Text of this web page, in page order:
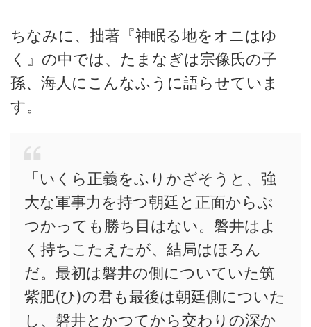
ちなみに、拙著『神眠る地をオニはゆ
く』の中では、たまなぎは宗像氏の子
孫、海人にこんなふうに語らせていま
す。
「いくら正義をふりかざそうと、強
大な軍事力を持つ朝廷と正面からぶ
つかっても勝ち目はない。磐井はよ
く持ちこたえたが、結局はほろん
だ。最初は磐井の側についていた筑
紫肥(ひ)の君も最後は朝廷側についた
し、磐井とかつてから交わりの深か